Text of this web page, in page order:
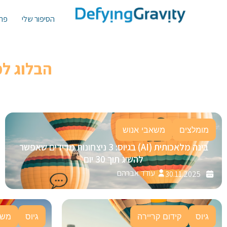
הסיפור שלי
הבלוג
מומלצים משאבי אנוש
בינה מלאכותית (AI) בגיוס: 3 ניצחונות מדידים שאפשר
להשיג תוך 30 יום
30.11.2025 עודד אברהם
גיוס קידום קריירה גיוס